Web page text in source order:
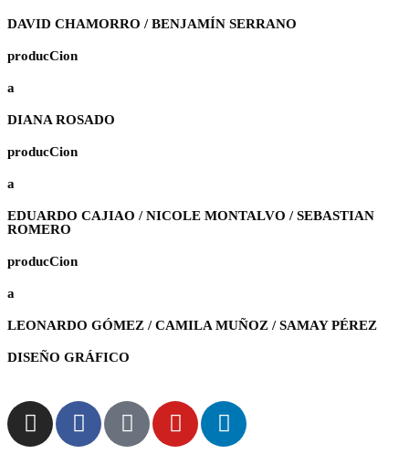
DAVID CHAMORRO / BENJAMÍN SERRANO
producCion
a
DIANA ROSADO
producCion
a
EDUARDO CAJIAO / NICOLE MONTALVO / SEBASTIAN
ROMERO
producCion
a
LEONARDO GÓMEZ / CAMILA MUÑOZ / SAMAY PÉREZ
DISEÑO GRÁFICO